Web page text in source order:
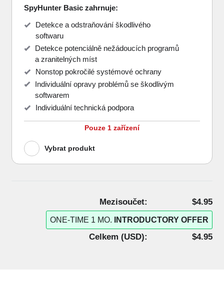
SpyHunter Basic zahrnuje:
Detekce a odstraňování škodlivého
softwaru
Detekce potenciálně nežádoucích programů
a zranitelných míst
Nonstop pokročilé systémové ochrany
Individuální opravy problémů se škodlivým
softwarem
Individuální technická podpora
Pouze 1 zařízení
Vybrat produkt
Mezisoučet: $4.95
ONE-TIME 1 MO. INTRODUCTORY OFFER
Celkem (USD): $4.95